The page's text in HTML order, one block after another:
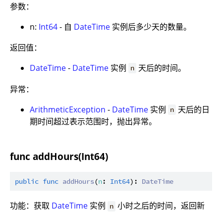
参数：
n: Int64- 自 DateTime 实例后多少天的数量。
返回值：
DateTime- DateTime 实例 n 天后的时间。
异常：
ArithmeticException - DateTime 实例 n 天后的日
期时间超过表示范围时，抛出异常。
func addHours(Int64)
public func addHours(n: Int64): DateTime
功能：获取 DateTime 实例 n 小时之后的时间，返回新